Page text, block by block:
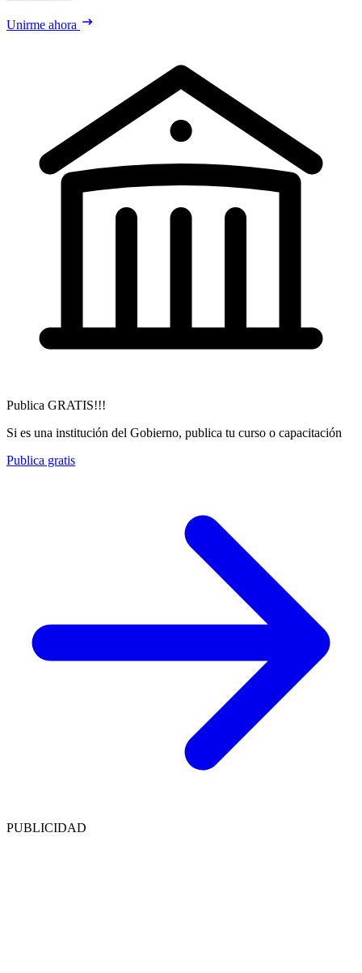
Unirme ahora
Publica GRATIS!!!
Si es una institución del Gobierno, publica tu curso o capacitación
Publica gratis
PUBLICIDAD